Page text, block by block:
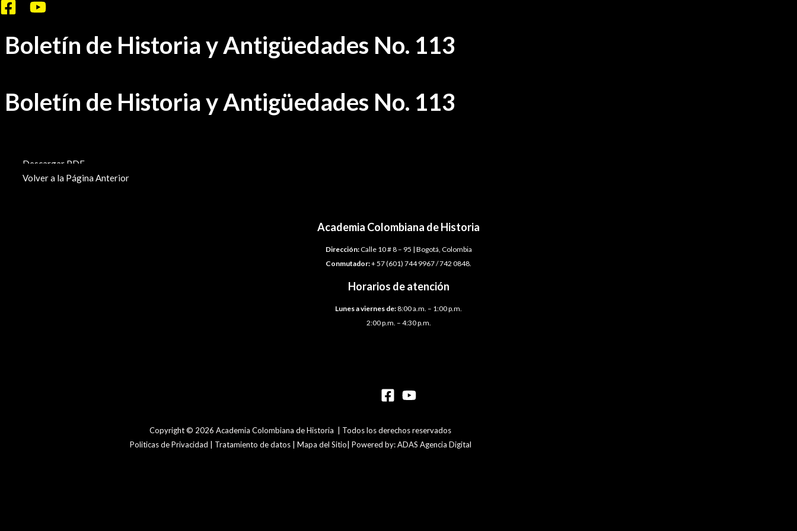
Ir
contenido
Boletín de Historia y Antigüedades No. 113
Boletín de Historia y Antigüedades No. 113
Descargar PDF
Volver a la Página Anterior
Academia Colombiana de Historia
Dirección:Calle 10 # 8 – 95 | Bogotá, Colombia
Conmutador:+ 57 (601) 744 9967 / 742 0848.
Horarios de atención
Lunes a viernes de:8:00 a.m. – 1:00 p.m.
2:00 p.m. – 4:30 p.m.
Copyright © 2026 Academia Colombiana de Historia | Todos los derechos reservados
Politicas de Privacidad | Tratamiento de datos | Mapa del Sitio| Powered by: ADAS Agencia Digital